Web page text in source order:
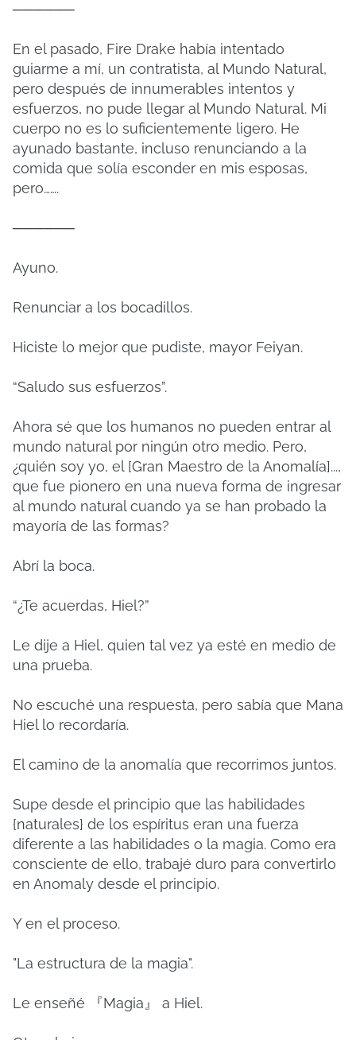
──────
En el pasado, Fire Drake había intentado
guiarme a mí, un contratista, al Mundo Natural,
pero después de innumerables intentos y
esfuerzos, no pude llegar al Mundo Natural. Mi
cuerpo no es lo suficientemente ligero. He
ayunado bastante, incluso renunciando a la
comida que solía esconder en mis esposas,
pero…….
──────
Ayuno.
Renunciar a los bocadillos.
Hiciste lo mejor que pudiste, mayor Feiyan.
“Saludo sus esfuerzos”.
Ahora sé que los humanos no pueden entrar al
mundo natural por ningún otro medio. Pero,
¿quién soy yo, el [Gran Maestro de la Anomalía]...,
que fue pionero en una nueva forma de ingresar
al mundo natural cuando ya se han probado la
mayoría de las formas?
Abrí la boca.
“¿Te acuerdas, Hiel?”
Le dije a Hiel, quien tal vez ya esté en medio de
una prueba.
No escuché una respuesta, pero sabía que Mana
Hiel lo recordaría.
El camino de la anomalía que recorrimos juntos.
Supe desde el principio que las habilidades
{naturales} de los espíritus eran una fuerza
diferente a las habilidades o la magia. Como era
consciente de ello, trabajé duro para convertirlo
en Anomaly desde el principio.
Y en el proceso.
"La estructura de la magia".
Le enseñé 『Magia』 a Hiel.